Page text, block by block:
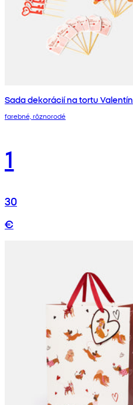
Sada dekorácií na tortu Valentín
farebné, rôznorodé
1
30
€